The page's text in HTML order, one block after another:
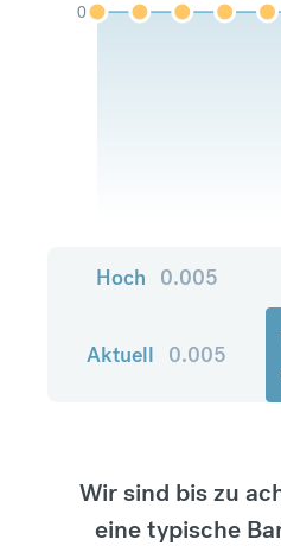
0
Hoch 0.005
Aktuell 0.005
Wir sind bis zu
eine typische